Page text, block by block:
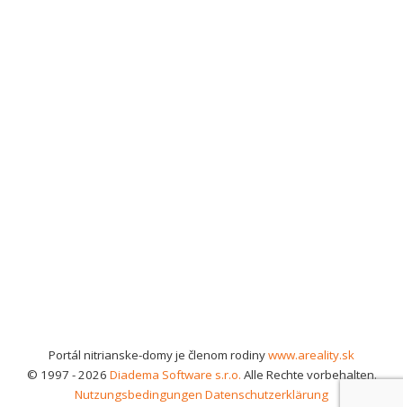
Portál nitrianske-domy je členom rodinywww.areality.sk
© 1997 - 2026 Diadema Software s.r.o. Alle Rechte vorbehalten.
Nutzungsbedingungen Datenschutzerklärung